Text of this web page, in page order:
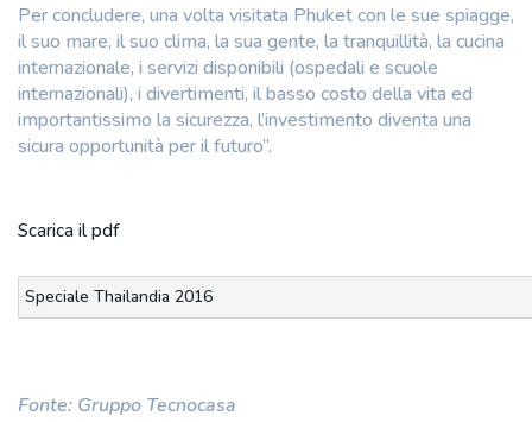
Per concludere, una volta visitata Phuket con le sue spiagge,
il suo mare, il suo clima, la sua gente, la tranquillità, la cucina
internazionale, i servizi disponibili (ospedali e scuole
internazionali), i divertimenti, il basso costo della vita ed
importantissimo la sicurezza, l’investimento diventa una
sicura opportunità per il futuro”.
Scarica il pdf
Speciale Thailandia 2016
Fonte: Gruppo Tecnocasa